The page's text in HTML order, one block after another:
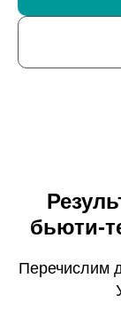
бьюти-
Перечислим